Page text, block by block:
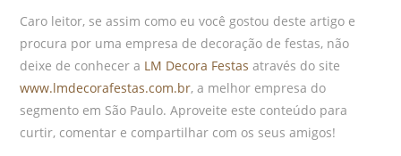
Caro leitor, se assim como eu você gostou deste artigo e
procura por uma empresa de decoração de festas, não
deixe de conhecer a LM Decora Festas através do site
www.lmdecorafestas.com.br, a melhor empresa do
segmento em São Paulo. Aproveite este conteúdo para
curtir, comentar e compartilhar com os seus amigos!